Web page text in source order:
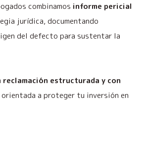
combinamos informe pericial
jurídica, documentando
del defecto para sustentar la
reclamación estructurada y con
orientada a proteger tu inversión en